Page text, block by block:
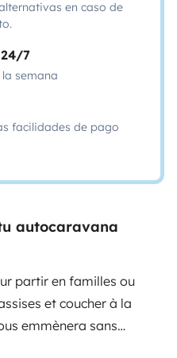
en caso de
7
semana
facilidades de pago
autocaravana
partir en familles ou
et coucher à la
emmènera sans
cabine pour la route